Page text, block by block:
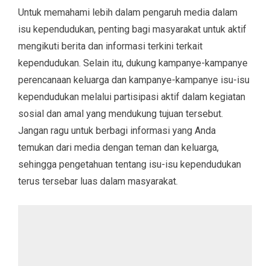
Untuk memahami lebih dalam pengaruh media dalam
isu kependudukan, penting bagi masyarakat untuk aktif
mengikuti berita dan informasi terkini terkait
kependudukan. Selain itu, dukung kampanye-kampanye
perencanaan keluarga dan kampanye-kampanye isu-isu
kependudukan melalui partisipasi aktif dalam kegiatan
sosial dan amal yang mendukung tujuan tersebut.
Jangan ragu untuk berbagi informasi yang Anda
temukan dari media dengan teman dan keluarga,
sehingga pengetahuan tentang isu-isu kependudukan
terus tersebar luas dalam masyarakat.